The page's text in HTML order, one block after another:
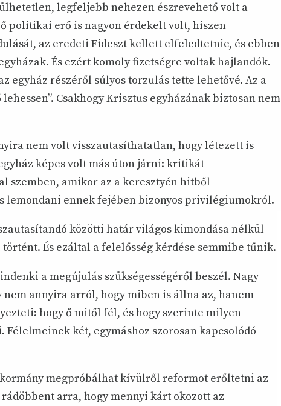
legfeljebb nehezen észrevehető volt a
politikai erő is nagyon érdekelt volt, hiszen
az eredeti Fideszt kellett elfeledtetnie, és ebben
És ezért komoly fizetségre voltak hajlandók.
egyház részéről súlyos torzulás tette lehetővé. Az a
Csakhogy Krisztus egyházának biztosan nem
nem volt visszautasíthatatlan, hogy létezett is
képes volt más úton járni: kritikát
szemben, amikor az a keresztyén hitből
lemondani ennek fejében bizonyos privilégiumokról.
közötti határ világos kimondása nélkül
És ezáltal a felelősség kérdése semmibe tűnik.
a megújulás szükségességéről beszél. Nagy
nem annyira arról, hogy miben is állna az, hanem
hogy ő mitől fél, és hogy szerinte milyen
két, egymáshoz szorosan kapcsolódó
megpróbálhat kívülről reformot erőltetni az
arra, hogy mennyi kárt okozott az